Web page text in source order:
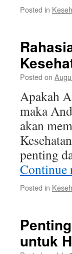
Posted in
Posted on
Apakah
maka
akan
penting
Continue
Posted in
untuk